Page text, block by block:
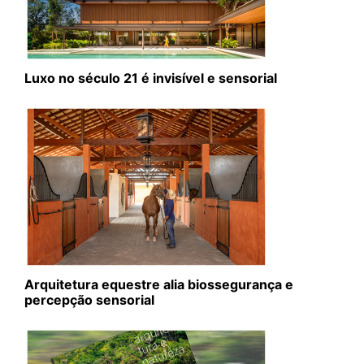
Luxo no século 21 é invisível e sensorial
Arquitetura equestre alia biossegurança e
percepção sensorial